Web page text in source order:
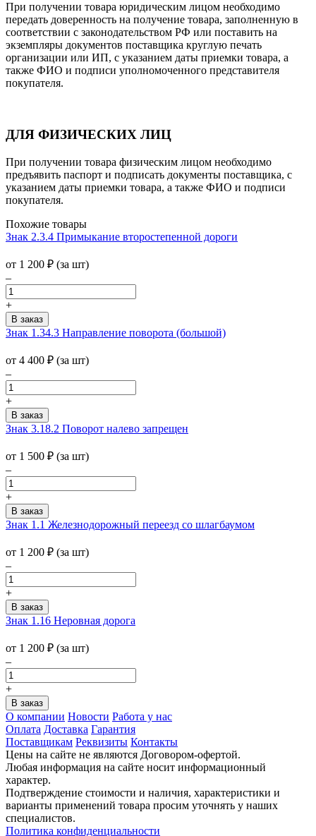
При получении товара юридическим лицом необходимо
передать доверенность на получение товара, заполненную в
соответствии с законодательством РФ или поставить на
экземпляры документов поставщика круглую печать
организации или ИП, с указанием даты приемки товара, а
также ФИО и подписи уполномоченного представителя
покупателя.
ДЛЯ ФИЗИЧЕСКИХ ЛИЦ
При получении товара физическим лицом необходимо
предъявить паспорт и подписать документы поставщика, с
указанием даты приемки товара, а также ФИО и подписи
покупателя.
Похожие товары
Знак 2.3.4 Примыкание второстепенной дороги
от 1 200 ₽ (за шт)
–
+
Знак 1.34.3 Направление поворота (большой)
от 4 400 ₽ (за шт)
–
+
Знак 3.18.2 Поворот налево запрещен
от 1 500 ₽ (за шт)
–
+
Знак 1.1 Железнодорожный переезд со шлагбаумом
от 1 200 ₽ (за шт)
–
+
Знак 1.16 Неровная дорога
от 1 200 ₽ (за шт)
–
+
О компании Новости Работа у нас
Оплата Доставка Гарантия
Поставщикам Реквизиты Контакты
Цены на сайте не являются Договором-офертой.
Любая информация на сайте носит информационный
характер.
Подтверждение стоимости и наличия, характеристики и
варианты применений товара просим уточнять у наших
специалистов.
Политика конфиденциальности